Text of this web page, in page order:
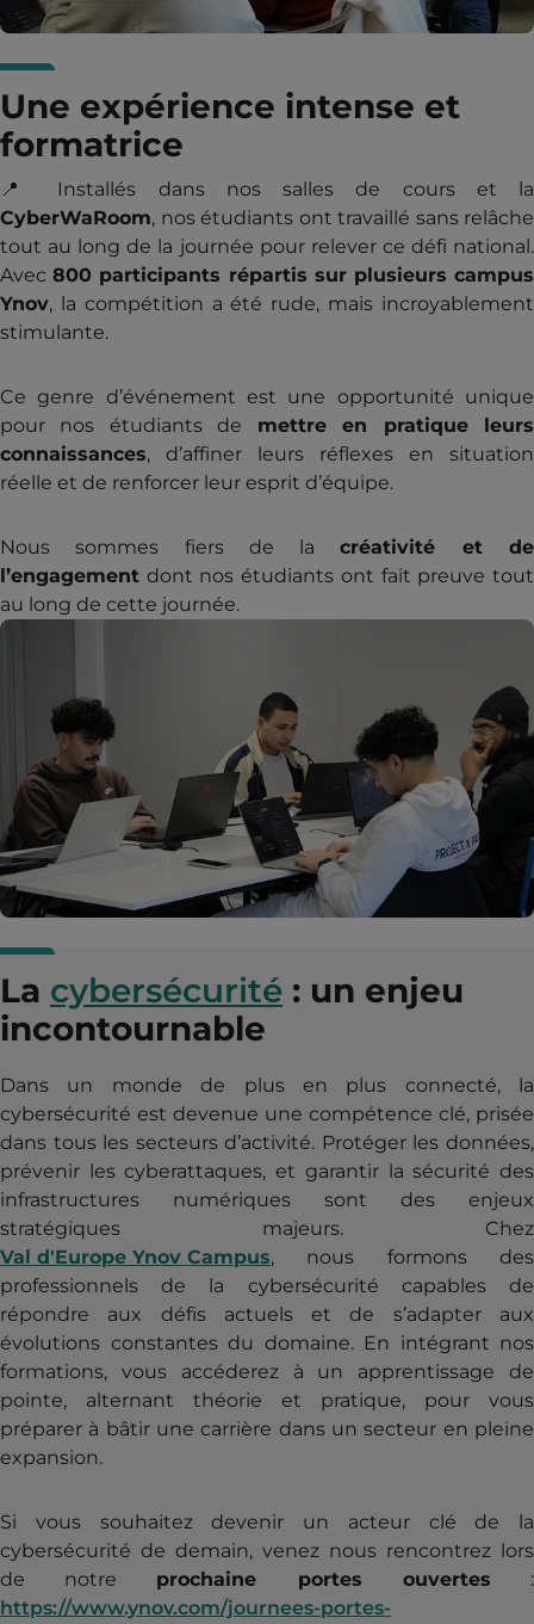
Une expérience intense et
formatrice
📍 Installés dans nos salles de cours et la
CyberWaRoom, nos étudiants ont travaillé sans relâche
tout au long de la journée pour relever ce défi national.
Avec800 participants répartis sur plusieurs campus
Ynov, la compétition a été rude, mais incroyablement
stimulante.
Ce genre d’événement est une opportunité unique
pour nos étudiants de mettre en pratique leurs
connaissances, d’affiner leurs réflexes en situation
réelle et de renforcer leur esprit d’équipe.
Nous sommes fiers de lacréativité et de
l’engagement dont nos étudiants ont fait preuve tout
au long de cette journée.
La cybersécurité : un enjeu
incontournable
Dans un monde de plus en plus connecté, la
cybersécurité est devenue une compétence clé, prisée
dans tous les secteurs d’activité. Protéger les données,
prévenir les cyberattaques, et garantir la sécurité des
infrastructures numériques sont des enjeux
stratégiques majeurs. Chez
Val d'Europe Ynov Campus, nous formons des
professionnels de la cybersécurité capables de
répondre aux défis actuels et de s’adapter aux
évolutions constantes du domaine. En intégrant nos
formations, vous accéderez à un apprentissage de
pointe, alternant théorie et pratique, pour vous
préparer à bâtir une carrière dans un secteur en pleine
expansion.
Si vous souhaitez devenir un acteur clé de la
cybersécurité de demain, venez nous rencontrez lors
de notre prochaine portes ouvertes :
https://www.ynov.com/journees-portes-